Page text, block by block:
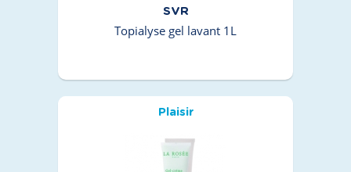
SVR
Topialyse gel lavant 1L
Plaisir